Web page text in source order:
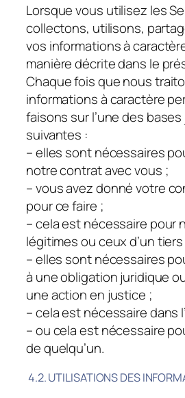
Lorsque vous utilisez les
collectons, utilisons,
vos informations à
manière décrite dans le
Chaque fois que nous
informations à caractère
faisons sur l’une des
suivantes :
– elles sont nécessaires
notre contrat avec vous ;
– vous avez donné votre
pour ce faire ;
– cela est nécessaire pour
légitimes ou ceux d’un tiers
– elles sont nécessaires
à une obligation juridique
une action en justice ;
– cela est nécessaire dans
– ou cela est nécessaire
de quelqu’un.
4.2. UTILISATIONS DES